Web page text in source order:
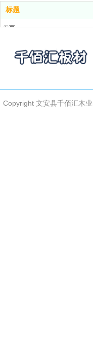
标题
首页
关于我们
案例展示
联系我们
Copyright 文安县千佰汇木